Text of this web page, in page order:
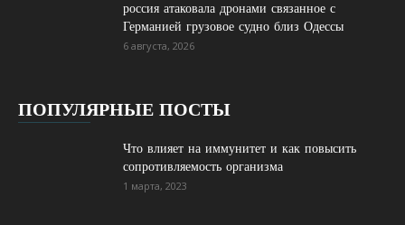
россия атаковала дронами связанное с
Германией грузовое судно близ Одессы
6 августа, 2026
ПОПУЛЯРНЫЕ ПОСТЫ
Что влияет на иммунитет и как повысить
сопротивляемость организма
1 марта, 2023